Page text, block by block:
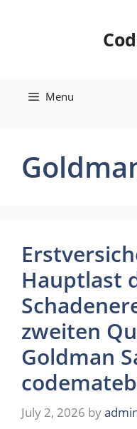
Menu
Hauptlast
zweiten
Goldman
July 2, 2026 by